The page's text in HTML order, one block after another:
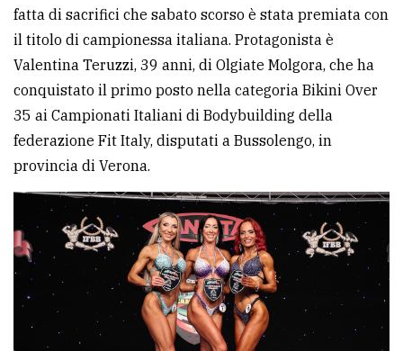
CERCA
Cerca
per
comune
Ricerca
LE
ALTRE
TESTATE
fatta di sacrifici che sabato scorso è stata premiata con
il titolo di campionessa italiana. Protagonista è
Valentina Teruzzi, 39 anni, di Olgiate Molgora, che ha
conquistato il primo posto nella categoria Bikini Over
35 ai Campionati Italiani di Bodybuilding della
federazione Fit Italy, disputati a Bussolengo, in
provincia di Verona.